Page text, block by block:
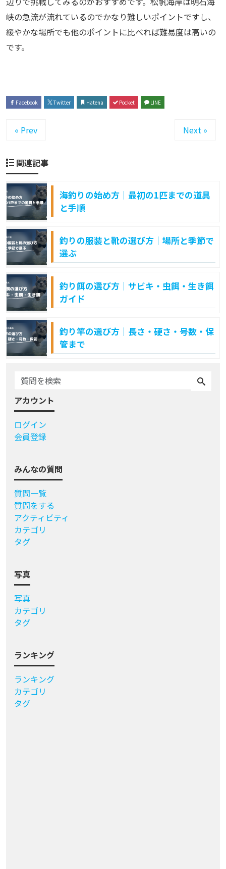
峡の急流が流れているのでかなり難しいポイントですし、
緩やかな場所でも他のポイントに比べれば難易度は高いの
です。
Facebook Twitter Hatena Pocket LINE
« Prev Next »
関連記事
海釣りの始め方｜最初の1匹までの道具
と手順
釣りの服装と靴の選び方｜場所と季節で
選ぶ
釣り餌の選び方｜サビキ・虫餌・生き餌
ガイド
釣り竿の選び方｜長さ・硬さ・号数・保
管まで
アカウント
ログイン
会員登録
みんなの質問
質問一覧
質問をする
アクティビティ
カテゴリ
タグ
写真
写真
カテゴリ
タグ
ランキング
ランキング
カテゴリ
タグ